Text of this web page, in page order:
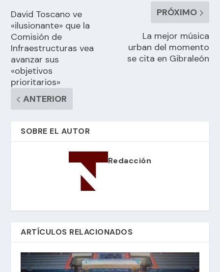
David Toscano ve
«ilusionante» que la
Comisión de
Infraestructuras vea
avanzar sus
«objetivos
prioritarios»
ANTERIOR
PRÓXIMO
La mejor música
urban del momento
se cita en Gibraleón
SOBRE EL AUTOR
Redacción
ARTÍCULOS RELACIONADOS